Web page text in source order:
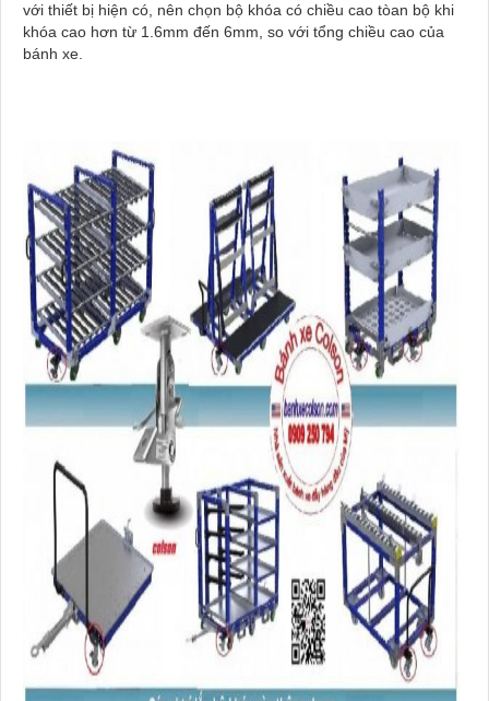
với thiết bị hiện có, nên chọn bộ khóa có chiều cao tòan bộ khi
khóa cao hơn từ 1.6mm đến 6mm, so với tổng chiều cao của
bánh xe.